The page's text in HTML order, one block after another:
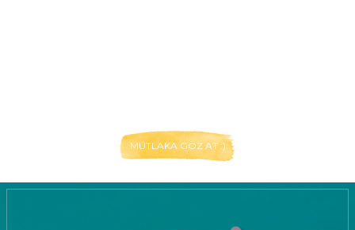
MUTLAKA GÖZ AT :)